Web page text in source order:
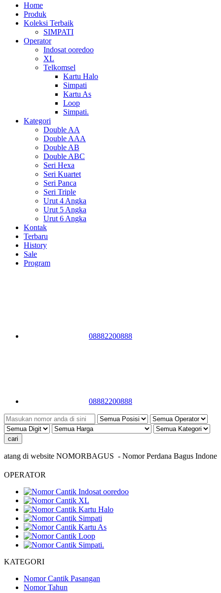
Home
Produk
Koleksi Terbaik
SIMPATI
Operator
Indosat ooredoo
XL
Telkomsel
Kartu Halo
Simpati
Kartu As
Loop
Simpati.
Kategori
Double AA
Double AAA
Double AB
Double ABC
Seri Hexa
Seri Kuartet
Seri Panca
Seri Triple
Urut 4 Angka
Urut 5 Angka
Urut 6 Angka
Kontak
Terbaru
History
Sale
Program
08882200888
08882200888
di website NOMORBAGUS - Nomor Perdana BagusIndonesia-
OPERATOR
KATEGORI
Nomor Cantik Pasangan
Nomor Tahun